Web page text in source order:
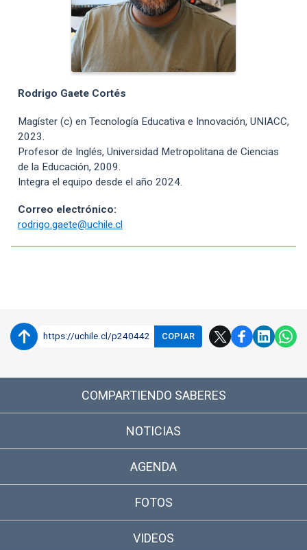
Rodrigo Gaete Cortés
Magíster (c) en Tecnología Educativa e Innovación, UNIACC,
2023.
Profesor de Inglés, Universidad Metropolitana de Ciencias
de la Educación, 2009.
Integra el equipo desde el año 2024.
Correo electrónico:
rodrigo.gaete@uchile.cl
https://uchile.cl/p240442 COPIAR
COMPARTIENDO SABERES
NOTICIAS
AGENDA
FOTOS
VIDEOS